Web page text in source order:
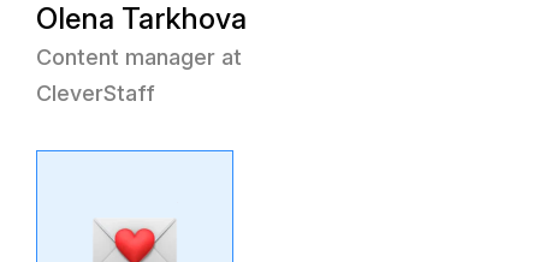
Olena Tarkhova
Content manager at
CleverStaff